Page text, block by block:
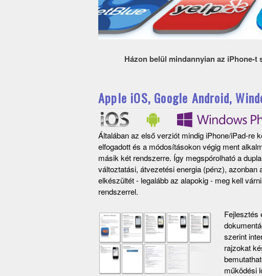
Házon belül mindannyian az iPhone-
Apple iOS, Google Android,
Általában az első verziót mindig iPhone/iPad-re
elfogadott és a módosításokon végig ment
másik két rendszerre. Így megspórolható a
változtatási, átvezetési energia (pénz), azonban
elkészültét - legalább az alapokig - meg kell
rendszerrel.
Fejlesztés
szerint
rajzokat
működési